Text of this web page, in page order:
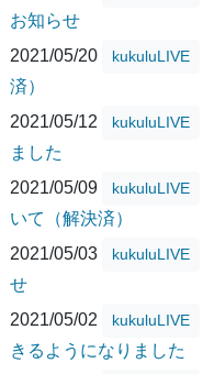
お知らせ
2021/05/20
kukuluLIVE
済）
2021/05/12
kukuluLIVE
ました
2021/05/09
kukuluLIVE
いて（解決済）
2021/05/03
kukuluLIVE
せ
2021/05/02
kukuluLIVE
きるようになりました